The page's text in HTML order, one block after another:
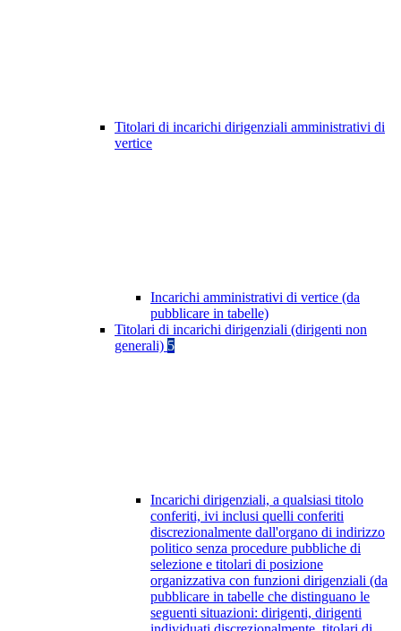
Titolari di incarichi dirigenziali amministrativi di
vertice
Incarichi amministrativi di vertice (da
pubblicare in tabelle)
Titolari di incarichi dirigenziali (dirigenti non
generali) 5
Incarichi dirigenziali, a qualsiasi titolo
conferiti, ivi inclusi quelli conferiti
discrezionalmente dall'organo di indirizzo
politico senza procedure pubbliche di
selezione e titolari di posizione
organizzativa con funzioni dirigenziali (da
pubblicare in tabelle che distinguano le
seguenti situazioni: dirigenti, dirigenti